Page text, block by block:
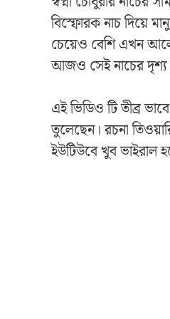
বিস্ফোরক নাচ দিয়ে
চেয়েও বেশি এখন
আজও সেই নাচের দৃশ্য
এই ভিডিও টি তীব্র
তুলেছেন। রচনা
ইউটিউবে খুব ভাইরাল